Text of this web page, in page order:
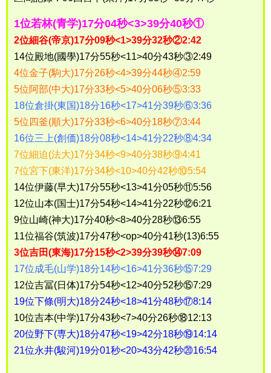
1位若林(青学)17分04秒<3>39分40秒①
2位細谷(帝京)17分09秒<1>39分32秒②2:42
14位殿地(國學)17分55秒<11>40分43秒③2:49
4位金子(駒大)17分26秒<4>39分44秒④2:59
5位阿部(中大)17分33秒<5>40分06秒⑤3:33
18位倉掛(東国)18分16秒<17>41分39秒⑥3:36
5位四釜(順大)17分33秒<6>40分18秒⑦3:44
16位三上(創価)18分08秒<14>41分22秒⑧4:34
7位細迫(法大)17分34秒<9>40分38秒⑨4:41
7位宮下(東洋)17分34秒<10>40分42秒⑩5:54
14位伊藤(早大)17分55秒<13>41分05秒⑪5:56
12位山本(国士)17分54秒<14>41分22秒⑫6:21
9位山崎(神大)17分40秒<8>40分28秒⑬6:55
11位福谷(筑波)17分47秒<op>40分41秒(13)6:55
3位吉田(東海)17分15秒<2>39分39秒⑭7:09
17位成毛(山学)18分14秒<16>41分36秒⑮7:29
12位吉冨(日体)17分54秒<12>40分52秒⑮7:29
19位下條(明大)18分24秒<18>41分48秒⑰8:14
10位吉本(中学)17分43秒<7>40分26秒⑱12:13
20位野下(専大)18分47秒<19>42分18秒⑲14:14
21位永井(駿河)19分01秒<20>43分42秒⑳16:54